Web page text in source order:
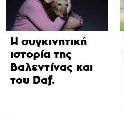
Η συγκινητική
ιστορία της
Βαλεντίνας και
του Daf.